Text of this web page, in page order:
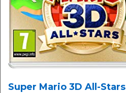
Super Mario 3D All-Stars